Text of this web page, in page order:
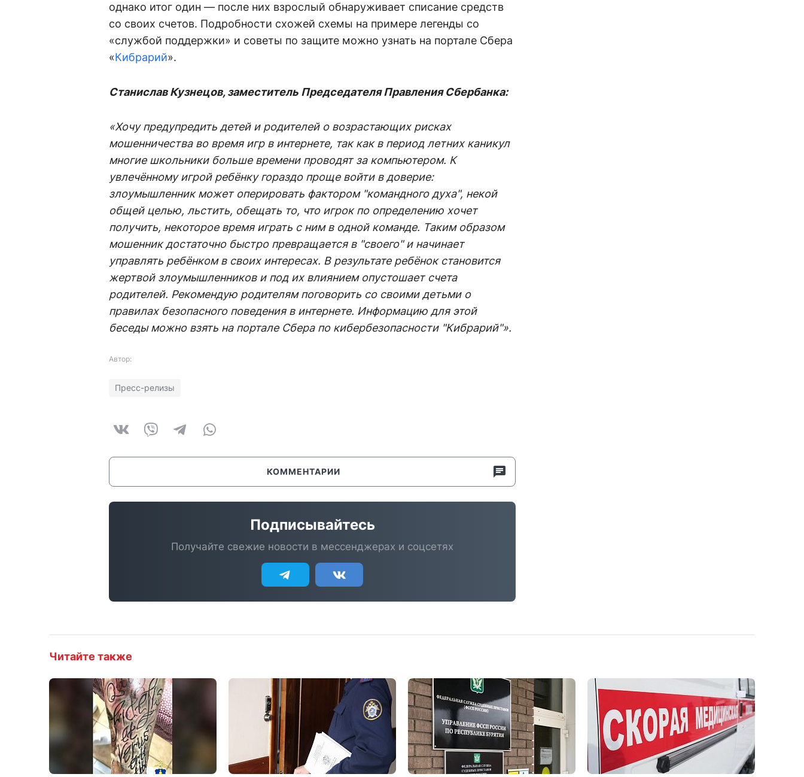
однако итог один — после них взрослый обнаруживает списание средств
со своих счетов. Подробности схожей схемы на примере легенды со
«службой поддержки» и советы по защите можно узнать на портале Сбера
«Кибрарий».
Станислав Кузнецов, заместитель Председателя Правления Сбербанка:
«Хочу предупредить детей и родителей о возрастающих рисках
мошенничества во время игр в интернете, так как в период летних каникул
многие школьники больше времени проводят за компьютером. К
увлечённому игрой ребёнку гораздо проще войти в доверие:
злоумышленник может оперировать фактором "командного духа", некой
общей целью, льстить, обещать то, что игрок по определению хочет
получить, некоторое время играть с ним в одной команде. Таким образом
мошенник достаточно быстро превращается в "своего" и начинает
управлять ребёнком в своих интересах. В результате ребёнок становится
жертвой злоумышленников и под их влиянием опустошает счета
родителей. Рекомендую родителям поговорить со своими детьми о
правилах безопасного поведения в интернете. Информацию для этой
беседы можно взять на портале Сбера по кибербезопасности "Кибрарий"».
Автор:
Пресс-релизы
КОММЕНТАРИИ
Подписывайтесь
Получайте свежие новости в мессенджерах и соцсетях
Читайте также